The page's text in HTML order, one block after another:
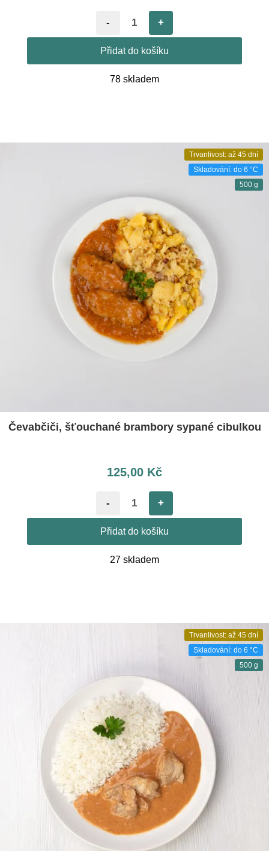
- +
Přidat do košíku
78 skladem
Trvanlivost: až 45 dní
Skladování: do 6 °C
500 g
Čevabčiči, šťouchané brambory sypané cibulkou
125,00 Kč
- +
Přidat do košíku
27 skladem
Trvanlivost: až 45 dní
Skladování: do 6 °C
500 g